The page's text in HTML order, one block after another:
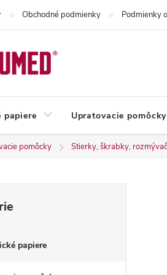
Obchodné podmienky Podmienky
papiere Upratovacie pomôcky
pomôcky Stierky, škrabky,
papiere